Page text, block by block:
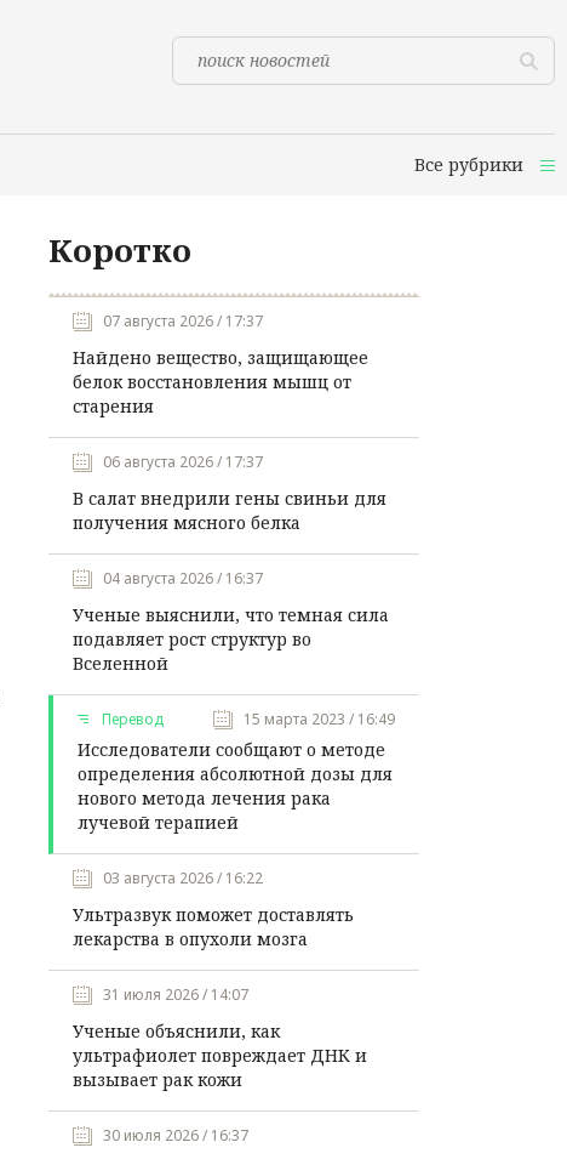
Все рубрики
Коротко
07 августа 2026 / 17:37
Найдено вещество, защищающее
белок восстановления мышц от
старения
06 августа 2026 / 17:37
В салат внедрили гены свиньи для
получения мясного белка
04 августа 2026 / 16:37
Ученые выяснили, что темная сила
подавляет рост структур во
Вселенной
Перевод 15 марта 2023 / 16:49
Исследователи сообщают о методе
определения абсолютной дозы для
нового метода лечения рака
лучевой терапией
03 августа 2026 / 16:22
Ультразвук поможет доставлять
лекарства в опухоли мозга
31 июля 2026 / 14:07
Ученые объяснили, как
ультрафиолет повреждает ДНК и
вызывает рак кожи
30 июля 2026 / 16:37